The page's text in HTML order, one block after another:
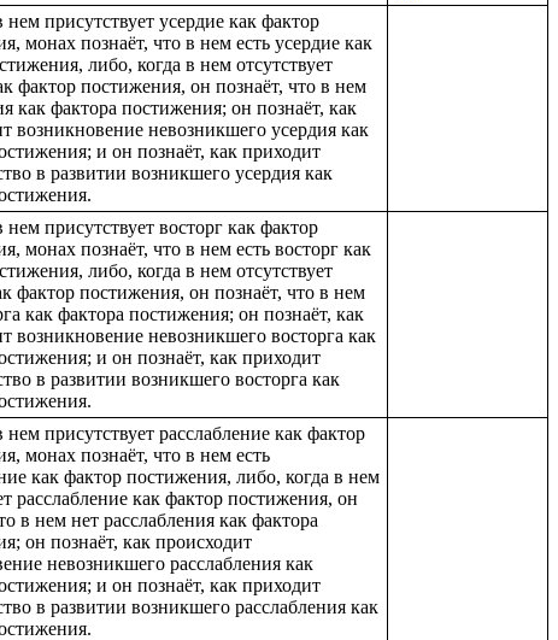
нем присутствует усердие как фактор
монах познаёт, что в нем есть усердие как
либо, когда в нем отсутствует
фактор постижения, он познаёт, что в нем
как фактора постижения; он познаёт, как
возникновение невозникшего усердия как
и он познаёт, как приходит
в развитии возникшего усердия как
нем присутствует восторг как фактор
монах познаёт, что в нем есть восторг как
либо, когда в нем отсутствует
фактор постижения, он познаёт, что в нем
как фактора постижения; он познаёт, как
возникновение невозникшего восторга как
и он познаёт, как приходит
в развитии возникшего восторга как
нем присутствует расслабление как фактор
монах познаёт, что в нем есть
как фактор постижения, либо, когда в нем
расслабление как фактор постижения, он
в нем нет расслабления как фактора
он познаёт, как происходит
невозникшего расслабления как
и он познаёт, как приходит
в развитии возникшего расслабления как